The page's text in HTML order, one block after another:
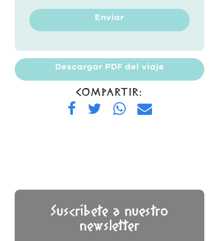
Enviar
Descargar PDF del viaje
COMPARTIR:
Suscríbete a nuestro
newsletter